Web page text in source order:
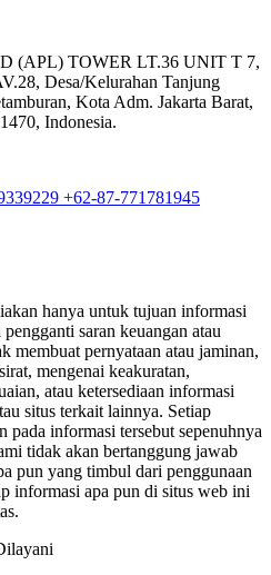
(APL) TOWER LT.36 UNIT T 7,
Desa/Kelurahan Tanjung
Kota Adm. Jakarta Barat,
Indonesia.
+62-87-771781945
hanya untuk tujuan informasi
saran keuangan atau
membuat pernyataan atau jaminan,
mengenai keakuratan,
atau ketersediaan informasi
situs terkait lainnya. Setiap
pada informasi tersebut sepenuhnya
tidak akan bertanggung jawab
pun yang timbul dari penggunaan
informasi apa pun di situs web ini